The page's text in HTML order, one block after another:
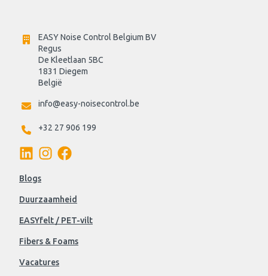
EASY Noise Control Belgium BV
Regus
De Kleetlaan 5BC
1831 Diegem
België
info@easy-noisecontrol.be
+32 27 906 199
Blogs
Duurzaamheid
EASYfelt / PET-vilt
Fibers & Foams
Vacatures